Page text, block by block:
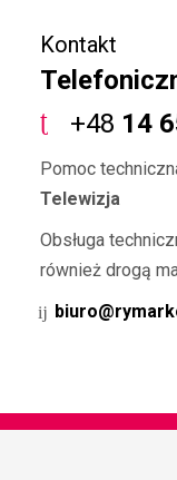
Kontakt
+48 14
Pomoc
Telewizja
Obsługa
również drogą